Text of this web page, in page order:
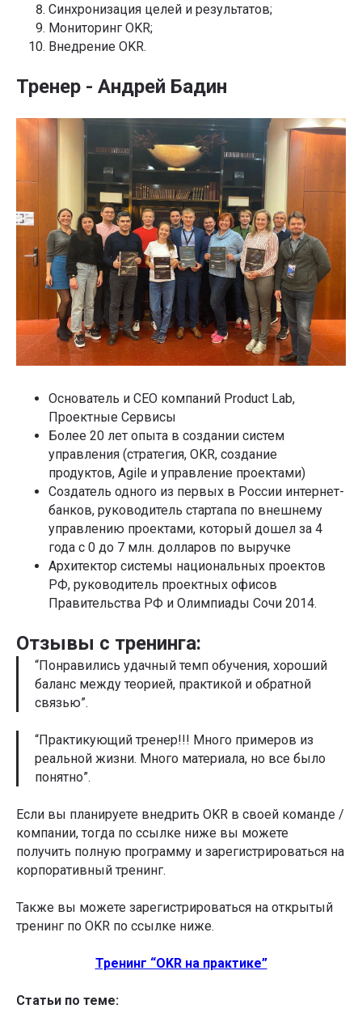
Синхронизация целей и результатов;
Мониторинг OKR;
Внедрение OKR.
Тренер - Андрей Бадин
Основатель и CEO компаний Product Lab,
Проектные Сервисы
Более 20 лет опыта в создании систем
управления (стратегия, OKR, создание
продуктов, Agile и управление проектами)
Создатель одного из первых в России интернет-
банков, руководитель стартапа по внешнему
управлению проектами, который дошел за 4
года с 0 до 7 млн. долларов по выручке
Архитектор системы национальных проектов
РФ, руководитель проектных офисов
Правительства РФ и Олимпиады Сочи 2014.
Отзывы с тренинга:
“Понравились удачный темп обучения, хороший
баланс между теорией, практикой и обратной
связью”.
“Практикующий тренер!!! Много примеров из
реальной жизни. Много материала, но все было
понятно”.
Если вы планируете внедрить OKR в своей команде /
компании, тогда по ссылке ниже вы можете
получить полную программу и зарегистрироваться на
корпоративный тренинг.
Также вы можете зарегистрироваться на открытый
тренинг по OKR по ссылке ниже.
Тренинг “OKR на практике”
Статьи по теме: